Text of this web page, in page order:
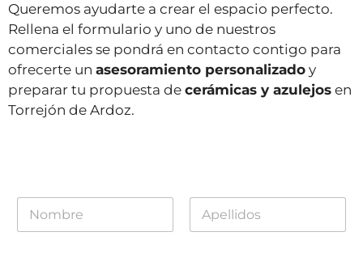
Queremos ayudarte a crear el espacio perfecto.
Rellena el formulario y uno de nuestros
comerciales se pondrá en contacto contigo para
ofrecerte un asesoramiento personalizado y
preparar tu propuesta de cerámicas y azulejos en
Torrejón de Ardoz.
N
m